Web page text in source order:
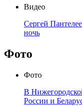
Видео
Сергей
ночь
Фото
Фото
В
России и